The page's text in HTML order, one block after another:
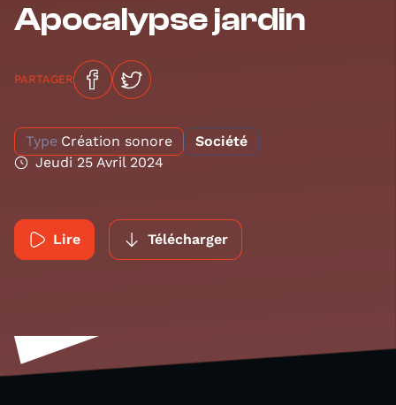
Apocalypse jardin
PARTAGER
Type Création sonore
Société
Jeudi 25 Avril 2024
Lire Télécharger